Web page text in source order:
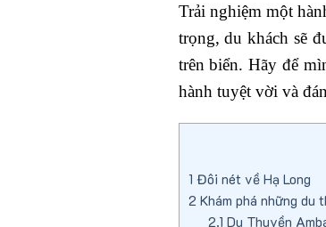
Trải nghiệm một
trọng, du khách sẽ
trên biển. Hãy để
hành tuyệt vời và
1 Đôi nét về Hạ Long
2 Khám phá những du
2.1 Du Thuyền